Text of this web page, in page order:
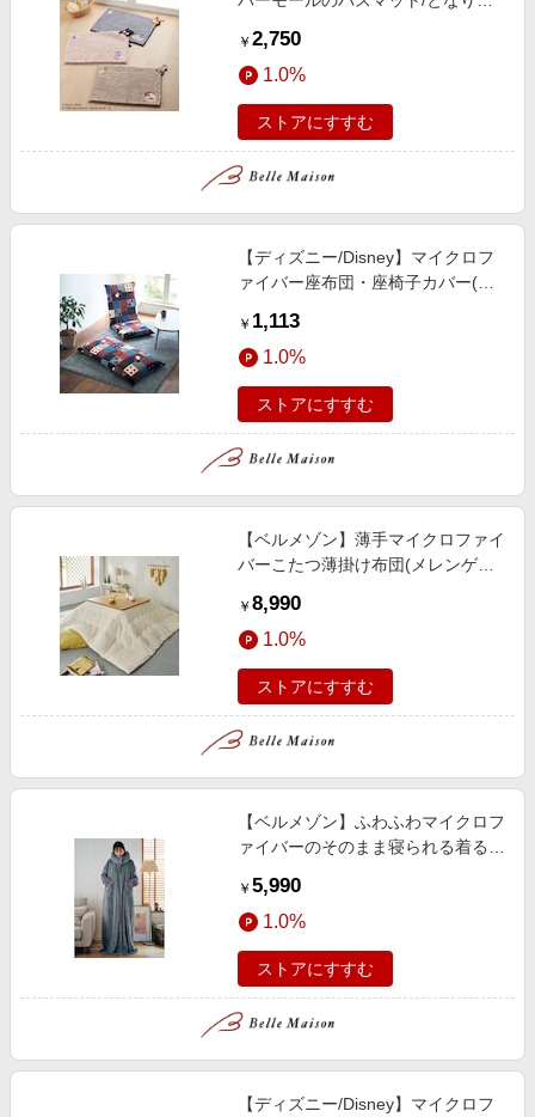
￥ 2,750
1.0%
ストアにすすむ
【ディズニー/Disney】マイクロフ
ァイバー座布団・座椅子カバー(選
￥ 1,113
1.0%
ストアにすすむ
【ベルメゾン】薄手マイクロファイ
バーこたつ薄掛け布団(メレンゲタ
￥ 8,990
1.0%
ストアにすすむ
【ベルメゾン】ふわふわマイクロフ
ァイバーのそのまま寝られる着る毛
￥ 5,990
1.0%
ストアにすすむ
【ディズニー/Disney】マイクロフ